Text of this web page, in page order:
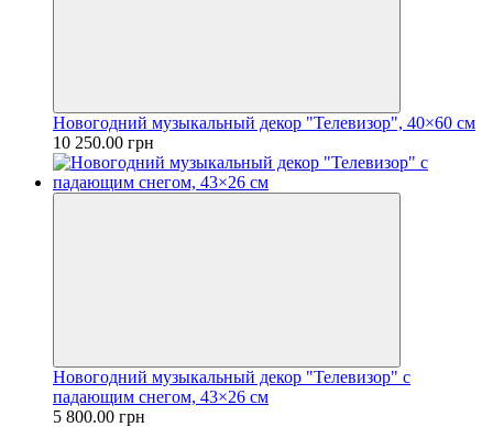
Новогодний музыкальный декор "Телевизор", 40×60 см
10 250.00 грн
Новогодний музыкальный декор "Телевизор" с
падающим снегом, 43×26 см
5 800.00 грн